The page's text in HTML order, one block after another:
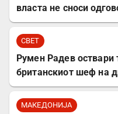
власта не сноси
СВЕТ
Румен Радев оствари
британскиот шеф на
МАКЕДОНИЈА